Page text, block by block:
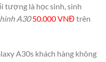
tượng là học sinh, sinh
A30 50.000 VNĐ trên
A30s khách hàng không